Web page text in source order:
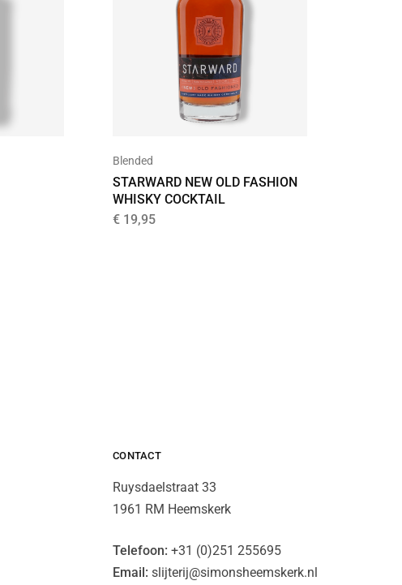
Blended
STARWARD NEW OLD FASHION
WHISKY COCKTAIL
€ 19,95
CONTACT
Ruysdaelstraat 33
1961 RM Heemskerk
Telefoon: +31 (0)251 255695
Email: slijterij@simonsheemskerk.nl